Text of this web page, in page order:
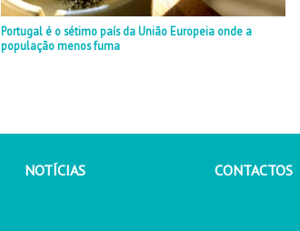
Portugal é o sétimo país da União Europeia onde a
população menos fuma
NOTÍCIAS CONTACTOS